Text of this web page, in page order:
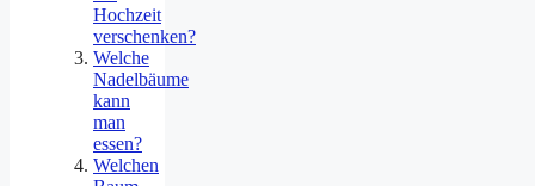
Hochzeit
verschenken?
Welche
Nadelbäume
kann
man
essen?
Welchen